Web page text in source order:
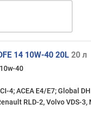
14 10W-40 20L 20 л
40
4; ACEA E4/E7; Global
RLD-2, Volvo VDS-